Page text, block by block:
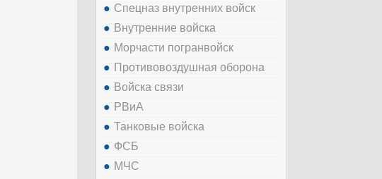
Спецназ внутренних войск
Внутренние войска
Морчасти погранвойск
Противовоздушная оборона
Войска связи
РВиА
Танковые войска
ФСБ
МЧС